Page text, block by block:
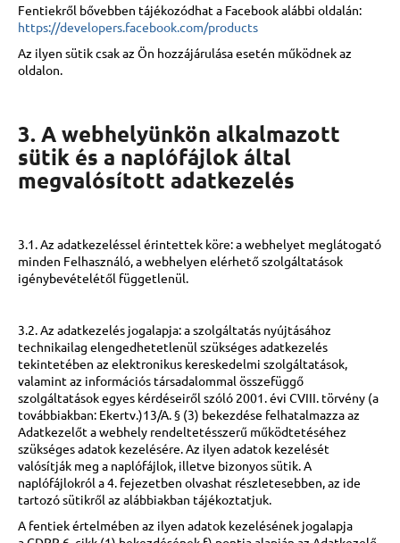
Fentiekről bővebben tájékozódhat a Facebook alábbi oldalán:
https://developers.facebook.com/products
Az ilyen sütik csak az Ön hozzájárulása esetén működnek az
oldalon.
3. A webhelyünkön alkalmazott
sütik és a naplófájlok által
megvalósított adatkezelés
3.1. Az adatkezeléssel érintettek köre: a webhelyet meglátogató
minden Felhasználó, a webhelyen elérhető szolgáltatások
igénybevételétől függetlenül.
3.2. Az adatkezelés jogalapja: a szolgáltatás nyújtásához
technikailag elengedhetetlenül szükséges adatkezelés
tekintetében az elektronikus kereskedelmi szolgáltatások,
valamint az információs társadalommal összefüggő
szolgáltatások egyes kérdéseiről szóló 2001. évi CVIII. törvény (a
továbbiakban: Ekertv.)13/A. § (3) bekezdése felhatalmazza az
Adatkezelőt a webhely rendeltetésszerű működtetéséhez
szükséges adatok kezelésére. Az ilyen adatok kezelését
valósítják meg a naplófájlok, illetve bizonyos sütik. A
naplófájlokról a 4. fejezetben olvashat részletesebben, az ide
tartozó sütikről az alábbiakban tájékoztatjuk.
A fentiek értelmében az ilyen adatok kezelésének jogalapja